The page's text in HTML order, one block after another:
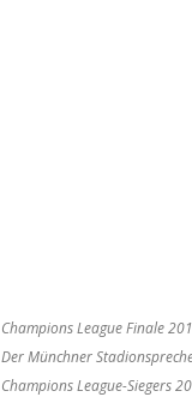
Champions League Finale
Der Münchner
Champions League-Siegers